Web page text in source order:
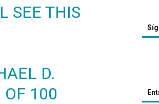
SEE THIS
D.
OF 100